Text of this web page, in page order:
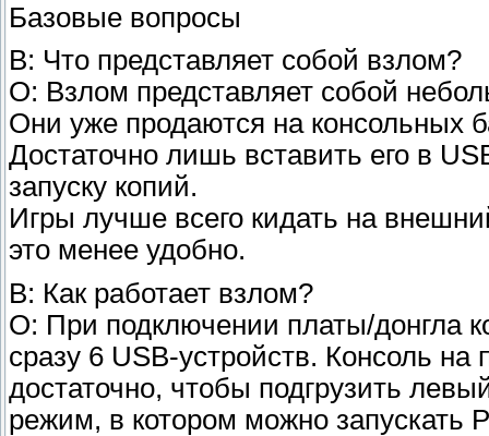
Базовые вопросы
В: Что представляет собой взлом?
О: Взлом представляет собой
Они уже продаются на консольных
Достаточно лишь вставить его в
запуску копий.
Игры лучше всего кидать на
это менее удобно.
В: Как работает взлом?
О: При подключении платы/донгла
сразу 6 USB-устройств. Консоль на
достаточно, чтобы подгрузить
режим, в котором можно запускать